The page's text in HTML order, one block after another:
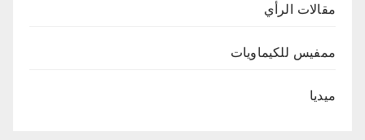
مقالات الرأي
ممفيس للكيماويات
ميديا